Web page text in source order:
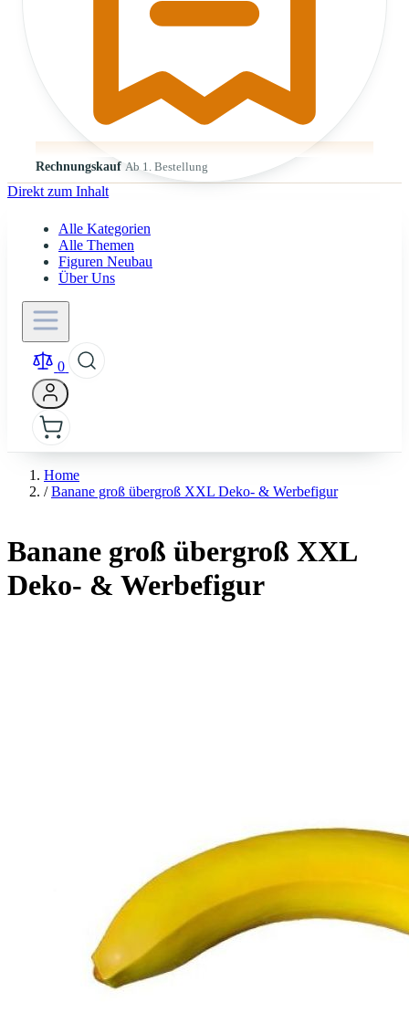
Rechnungskauf Ab 1. Bestellung
Direkt zum Inhalt
Alle Kategorien
Alle Themen
Figuren Neubau
Über Uns
0
Home
/ Banane groß übergroß XXL Deko- & Werbefigur
Banane groß übergroß XXL
Deko- & Werbefigur